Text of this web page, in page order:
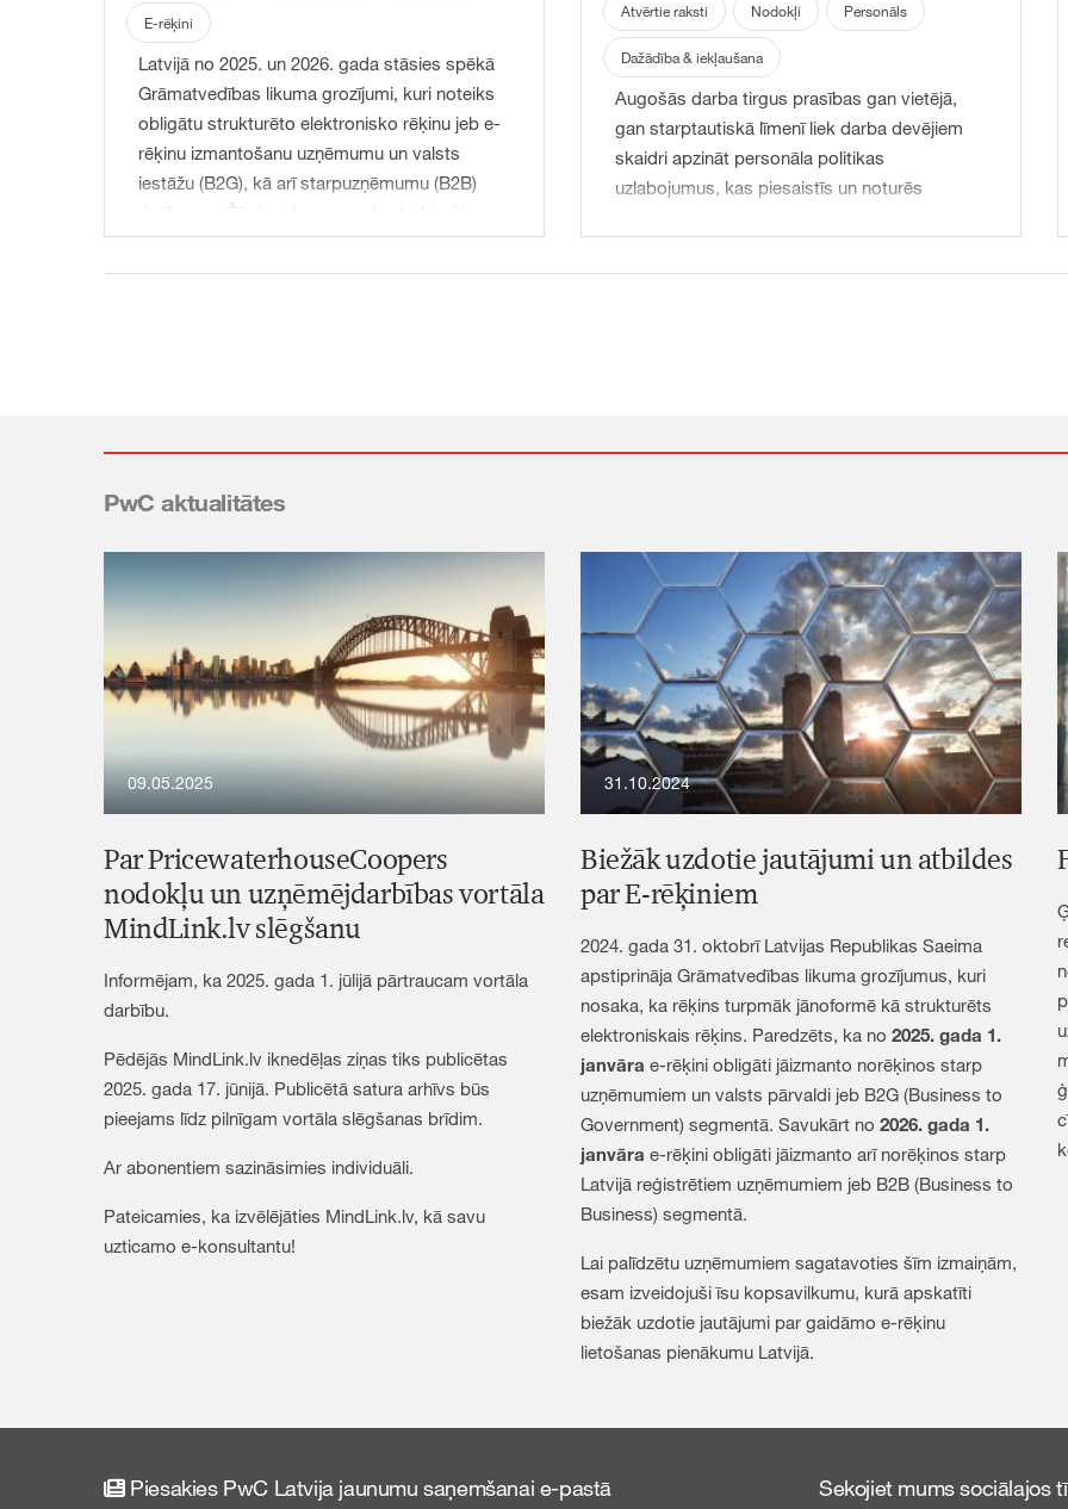
E-rēķini
Latvijā no 2025. un 2026. gada stāsies spēkā
Grāmatvedības likuma grozījumi, kuri noteiks
obligātu strukturēto elektronisko rēķinu jeb e-
rēķinu izmantošanu uzņēmumu un valsts
iestāžu (B2G), kā arī starpuzņēmumu (B2B)
darījumos. Šīs izmaiņas paredz strukturēto e-
rēķinu ieviešanu, kas būtiski mainīs uzņēmumu
grāmatvedības un norēķinu procesus. Lai
līgumu izmaiņas, kas jāveic, lai atbilstu
rēķinu apmaiņu.
Atvērtie raksti Nodokļi Personāls
Dažādība & iekļaušana
Augošās darba tirgus prasības gan vietējā,
gan starptautiskā līmenī liek darba devējiem
skaidri apzināt personāla politikas
uzlabojumus, kas piesaistīs un noturēs
veidošanas rīku ieviešana, darbinieku
pūļu, lai apzinātu esošās tirgus tendences un
aptver uzņēmumus no visa PwC sadarbības
tīkla, un ar 2024. gada aprīļa aptaujas “Hopes
and Fears 2024” rezultātiem, kurā piedalījās
vairāk nekā 20 tūkstoši darbinieku, uzņēmumu
vadītāju un personāla nodaļas vadītāju.
PwC aktualitātes
09.05.2025
Par PricewaterhouseCoopers
nodokļu un uzņēmējdarbības vortāla
MindLink.lv slēgšanu
Informējam, ka 2025. gada 1. jūlijā pārtraucam vortāla
darbību.
Pēdējās MindLink.lv iknedēļas ziņas tiks publicētas
2025. gada 17. jūnijā. Publicētā satura arhīvs būs
pieejams līdz pilnīgam vortāla slēgšanas brīdim.
Ar abonentiem sazināsimies individuāli.
Pateicamies, ka izvēlējāties MindLink.lv, kā savu
uzticamo e-konsultantu!
31.10.2024
Biežāk uzdotie jautājumi un atbildes
par E-rēķiniem
2024. gada 31. oktobrī Latvijas Republikas Saeima
apstiprināja Grāmatvedības likuma grozījumus, kuri
nosaka, ka rēķins turpmāk jānoformē kā strukturēts
elektroniskais rēķins. Paredzēts, ka no 2025. gada 1.
janvāra e-rēķini obligāti jāizmanto norēķinos starp
uzņēmumiem un valsts pārvaldi jeb B2G (Business to
Government) segmentā. Savukārt no 2026. gada 1.
janvāra e-rēķini obligāti jāizmanto arī norēķinos starp
Latvijā reģistrētiem uzņēmumiem jeb B2B (Business to
Business) segmentā.
Lai palīdzētu uzņēmumiem sagatavoties šīm izmaiņām,
esam izveidojuši īsu kopsavilkumu, kurā apskatīti
biežāk uzdotie jautājumi par gaidāmo e-rēķinu
lietošanas pienākumu Latvijā.
Piesakies PwC Latvija jaunumu saņemšanai e-pastā Sekojiet mums sociālajos